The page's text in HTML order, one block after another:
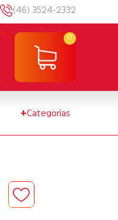
(46) 3524-2332
0
+Categorias